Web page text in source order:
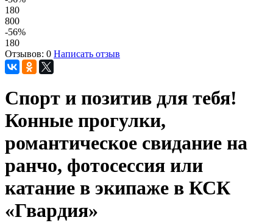
180
800
-56%
180
Отзывов: 0 Написать отзыв
Спорт и позитив для тебя!
Конные прогулки,
романтическое свидание на
ранчо, фотосессия или
катание в экипаже в КСК
«Гвардия»